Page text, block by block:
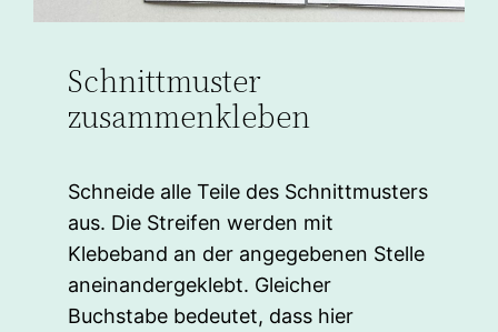
Schnittmuster
zusammenkleben
Schneide alle Teile des Schnittmusters
aus. Die Streifen werden mit
Klebeband an der angegebenen Stelle
aneinandergeklebt. Gleicher
Buchstabe bedeutet, dass hier